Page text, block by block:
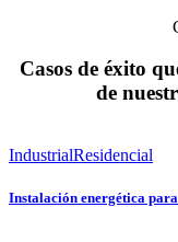
Casos de éxito
de
IndustrialResidencial
Instalación energética